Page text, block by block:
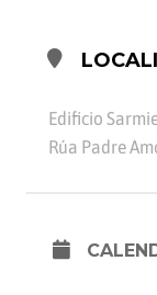
Edificio
Rúa Padre